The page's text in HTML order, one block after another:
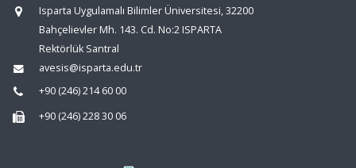
Isparta Uygulamalı Bilimler Üniversitesi, 32200
Bahçelievler Mh. 143. Cd. No:2 ISPARTA
Rektörlük Santral
avesis@isparta.edu.tr
+90 (246) 214 60 00
+90 (246) 228 30 06